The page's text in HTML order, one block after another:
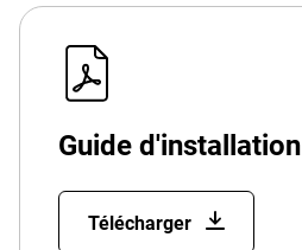
Guide d'installation
Télécharger